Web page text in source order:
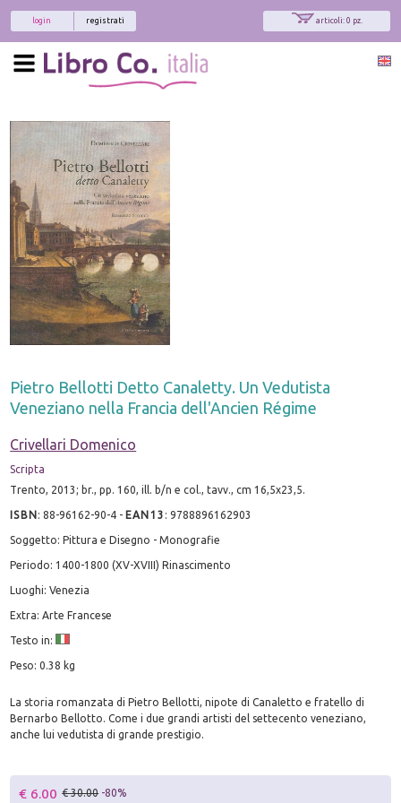
articoli: 0 pz.
registrati
login
Pietro Bellotti Detto Canaletty. Un Vedutista
Veneziano nella Francia dell'Ancien Régime
Crivellari Domenico
Scripta
Trento, 2013; br., pp. 160, ill. b/n e col., tavv., cm 16,5x23,5.
ISBN:88-96162-90-4 - EAN13 :9788896162903
Soggetto: Pittura e Disegno - Monografie
Periodo: 1400-1800 (XV-XVIII) Rinascimento
Luoghi: Venezia
Extra: Arte Francese
Testo in:
Peso: 0.38 kg
La storia romanzata di Pietro Bellotti, nipote di Canaletto e fratello di
Bernarbo Bellotto. Come i due grandi artisti del settecento veneziano,
anche lui vedutista di grande prestigio.
€ 6.00 € 30.00 -80%